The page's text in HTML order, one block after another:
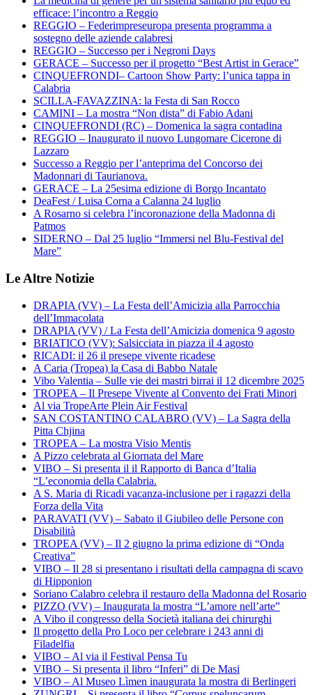
efficace: l’incontro a Reggio
REGGIO – Federimpreseuropa presenta programma a
sostegno delle aziende calabresi
REGGIO – Successo per i Negroni Days
GERACE – Successo per il progetto “Best Artist in Gerace”
CINQUEFRONDI– Cartoon Show Party: l’unica tappa in
Calabria
SCILLA-FAVAZZINA: la Festa di San Rocco
CAMINI – La mostra “Non dista” di Fabio Adani
CINQUEFRONDI (RC) – Domenica la sagra contadina
REGGIO – Inaugurato il nuovo Lungomare Cicerone di
Lazzaro
Successo a Reggio per l’anteprima del Concorso dei
Madonnari di Taurianova.
GERACE – La 25esima edizione di Borgo Incantato
DeaFest / Luisa Corna a Calanna 24 luglio
A Rosarno si celebra l’incoronazione della Madonna di
Patmos
SIDERNO – Dal 25 luglio “Immersi nel Blu-Festival del
Mare”
Le Altre Notizie
DRAPIA (VV) – La Festa dell’Amicizia alla Parrocchia
dell’Immacolata
DRAPIA (VV) / La Festa dell’Amicizia domenica 9 agosto
BRIATICO (VV): Salsicciata in piazza il 4 agosto
RICADI: il 26 il presepe vivente ricadese
A Caria (Tropea) la Casa di Babbo Natale
Vibo Valentia – Sulle vie dei mastri birrai il 12 dicembre 2025
TROPEA – Il Presepe Vivente al Convento dei Frati Minori
Al via TropeArte Plein Air Festival
SAN COSTANTINO CALABRO (VV) – La Sagra della
Pitta Chjina
TROPEA – La mostra Visio Mentis
A Pizzo celebrata al Giornata del Mare
VIBO – Si presenta il il Rapporto di Banca d’Italia
“L’economia della Calabria.
A S. Maria di Ricadi vacanza-inclusione per i ragazzi della
Forza della Vita
PARAVATI (VV) – Sabato il Giubileo delle Persone con
Disabilità
TROPEA (VV) – Il 2 giugno la prima edizione di “Onda
Creativa”
VIBO – Il 28 si presentano i risultati della campagna di scavo
di Hipponion
Soriano Calabro celebra il restauro della Madonna del Rosario
PIZZO (VV) – Inaugurata la mostra “L’amore nell’arte”
A Vibo il congresso della Società italiana dei chirurghi
Il progetto della Pro Loco per celebrare i 243 anni di
Filadelfia
VIBO – Al via il Festival Pensa Tu
VIBO – Si presenta il libro “Inferi” di De Masi
VIBO – Al Museo Lìmen inaugurata la mostra di Berlingeri